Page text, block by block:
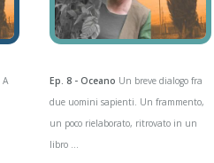
A
Ep. 8 - Oceano Un breve dialogo fra
due uomini sapienti. Un frammento,
un poco rielaborato, ritrovato in un
libro ...